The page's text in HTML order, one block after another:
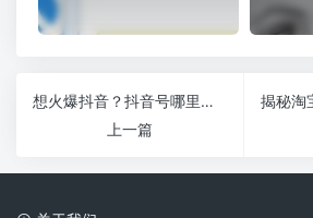
想火爆抖音？抖音号哪里可以购买，轻松上热门！
上一篇